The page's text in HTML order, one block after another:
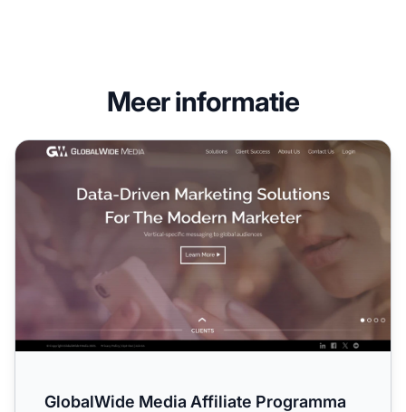
Meer informatie
GlobalWide Media Affiliate Programma
GlobalWide Media Affiliate Programma